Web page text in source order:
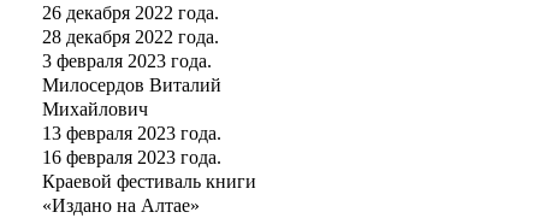
26 декабря 2022 года.
28 декабря 2022 года.
3 февраля 2023 года.
Милосердов Виталий
Михайлович
13 февраля 2023 года.
16 февраля 2023 года.
Краевой фестиваль книги
«Издано на Алтае»